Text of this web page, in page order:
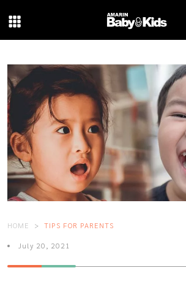
HOME TIPS FOR PARENTS
July 20, 2021